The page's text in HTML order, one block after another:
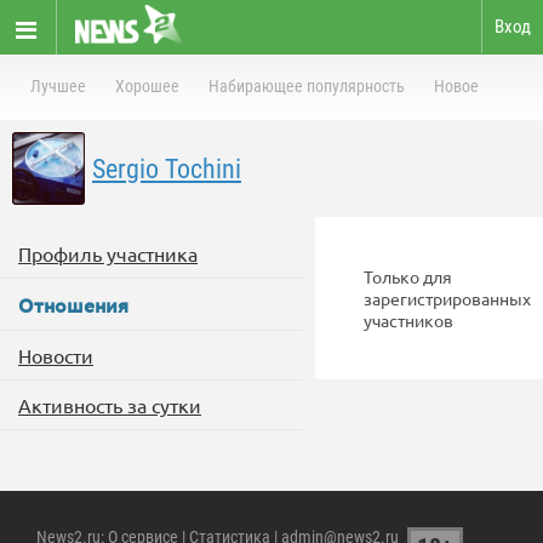
Вход
Лучшее Хорошее Набирающее популярность Новое
Sergio Tochini
Профиль участника
Отношения
Новости
Активность за сутки
Только для
зарегистрированных
участников
News2.ru: О сервисе | Статистика | admin@news2.ru